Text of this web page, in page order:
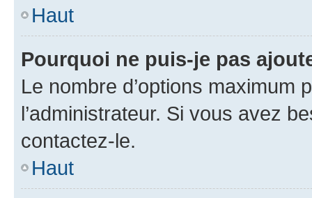
Haut
Pourquoi ne puis-je pas
Le nombre d’options maximum
l’administrateur. Si vous avez
contactez-le.
Haut